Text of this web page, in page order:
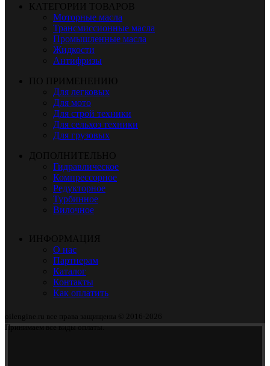
КАТЕГОРИИ ТОВАРОВ
Моторные масла
Трансмиссионные масла
Промышленные масла
Жидкости
Антифризы
ПО ПРИМЕНЕНИЮ
Для легковых
Для мото
Для строй техники
Для сельхоз техники
Для грузовых
ДОПОЛНИТЕЛЬНО
Гидравлическое
Компрессорное
Редукторное
Турбинное
Вилочное
ИНФОРМАЦИЯ
О нас
Партнерам
Каталог
Контакты
Как оплатить
oilengine.ru все права защищены © 2016-2026
Принимаем все виды оплаты.